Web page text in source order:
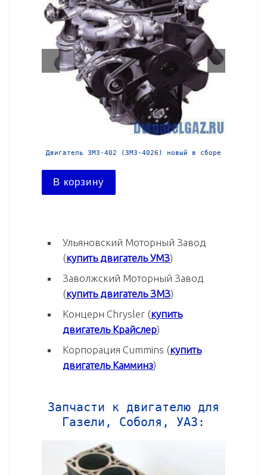
Двигатель ЗМЗ-402 (ЗМЗ-4026) новый в сборе
В корзину
Ульяновский Моторный Завод
(купить двигатель УМЗ)
Заволжский Моторный Завод
(купить двигатель ЗМЗ)
Концерн Chrysler (купить
двигатель Крайслер)
Корпорация Cummins (купить
двигатель Камминз)
Запчасти к двигателю для
Газели, Соболя, УАЗ: